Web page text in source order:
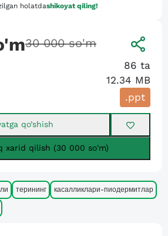
holatdashikoyat qiling!
30 000 so'm
86 ta
12.34 MB
.ppt
qo’shish
xarid qilish (30 000 so'm)
терининг касалликлари-пиодермитлар